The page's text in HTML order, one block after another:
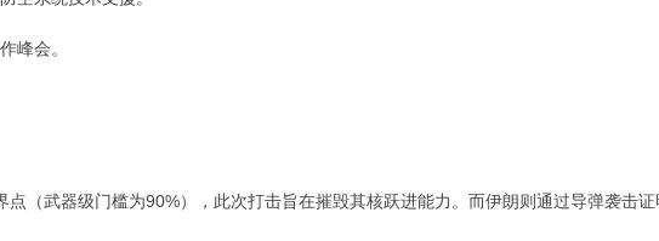
峰会。
（武器级门槛为90%），此次打击旨在摧毁其核跃进能力。而伊朗则通过导弹袭击证